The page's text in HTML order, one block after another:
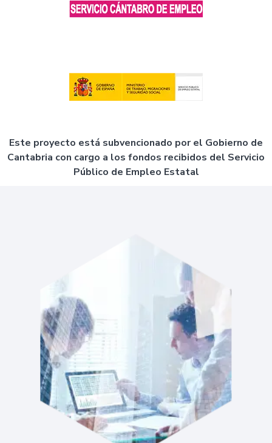
Este proyecto está subvencionado por el Gobierno de
Cantabria con cargo a los fondos recibidos del Servicio
Público de Empleo Estatal